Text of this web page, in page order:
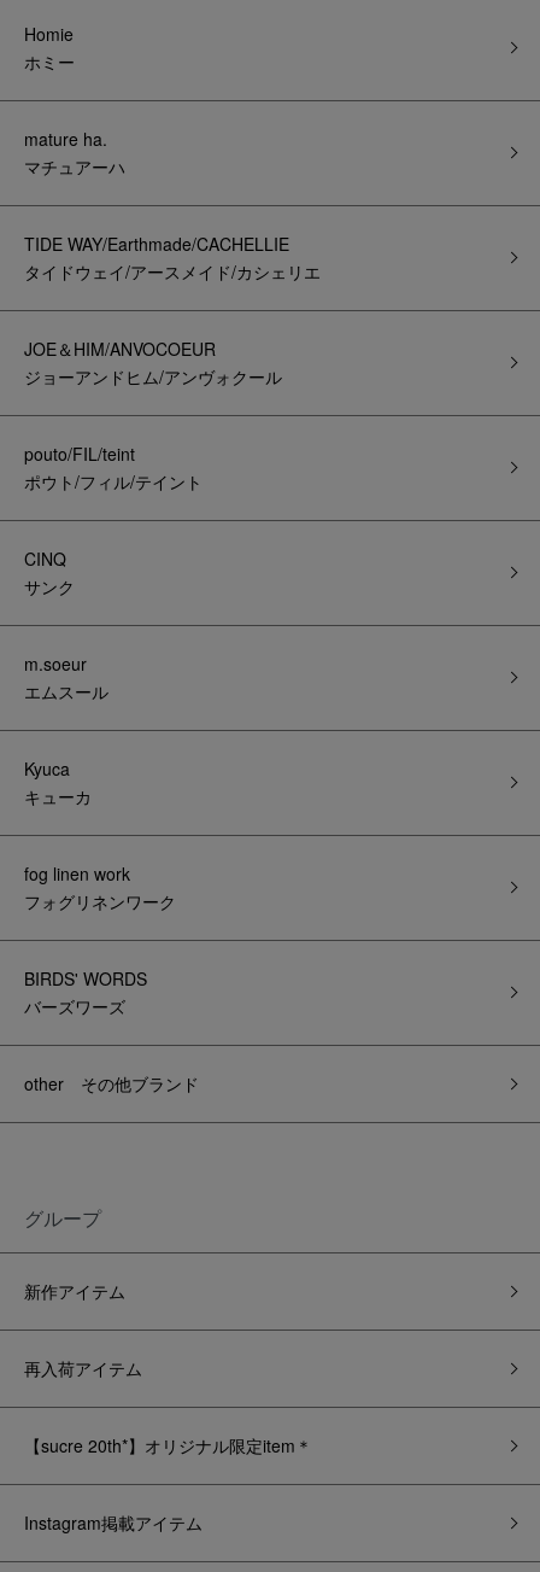
Homie
ホミー
mature ha.
マチュアーハ
TIDE WAY/Earthmade/CACHELLIE
タイドウェイ/アースメイド/カシェリエ
JOE＆HIM/ANVOCOEUR
ジョーアンドヒム/アンヴォクール
pouto/FIL/teint
ポウト/フィル/テイント
CINQ
サンク
m.soeur
エムスール
Kyuca
キューカ
fog linen work
フォグリネンワーク
BIRDS' WORDS
バーズワーズ
other その他ブランド
グループ
新作アイテム
再入荷アイテム
【sucre 20th*】オリジナル限定item＊
Instagram掲載アイテム